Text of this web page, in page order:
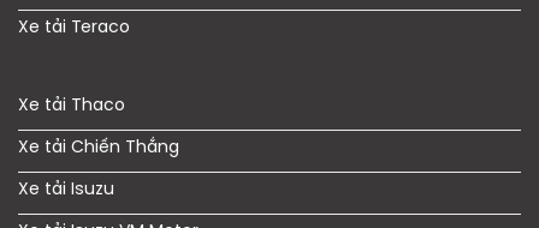
Xe tải Teraco
Xe tải Thaco
Xe tải Chiến Thắng
Xe tải Isuzu